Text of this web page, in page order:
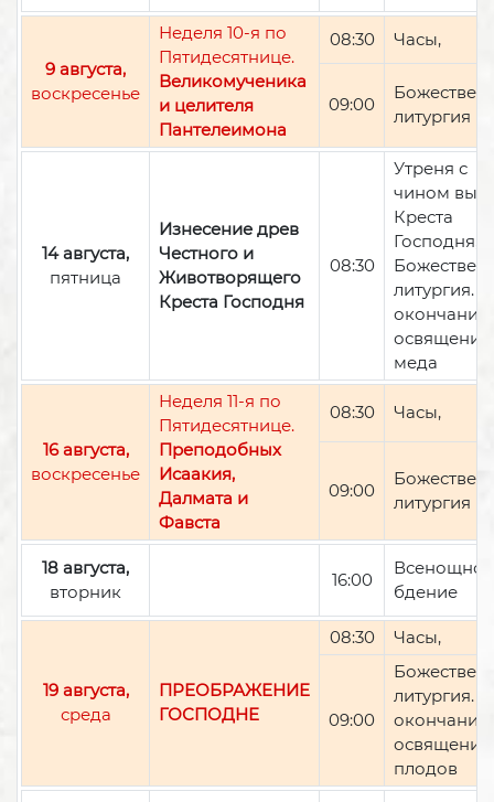
9 августа,
воскресенье
Неделя 10-я по
Пятидесятнице.
Великомученика
и целителя
Пантелеимона
08:30 Часы,
09:00
литургия
14 августа,
пятница
Изнесение древ
Честного и
Животворящего
Креста Господня
08:30
Утреня с
чином
Креста
Господня,
литургия.
окончании
освящение
меда
16 августа,
воскресенье
Неделя 11-я по
Пятидесятнице.
Преподобных
Исаакия,
Далмата и
Фавста
08:30 Часы,
09:00
литургия
18 августа,
вторник
16:00
Всенощное
бдение
19 августа,
среда
ПРЕОБРАЖЕНИЕ
ГОСПОДНЕ
08:30 Часы,
09:00
литургия.
окончании
освящение
плодов